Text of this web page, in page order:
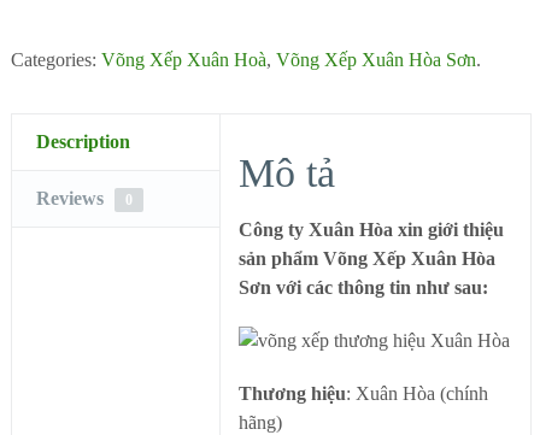
Categories: Võng Xếp Xuân Hoà, Võng Xếp Xuân Hòa Sơn.
Description
Reviews 0
Mô tả
Công ty Xuân Hòa xin giới thiệu
sản phẩm Võng Xếp Xuân Hòa
Sơn với các thông tin như sau:
Thương hiệu: Xuân Hòa (chính
hãng)